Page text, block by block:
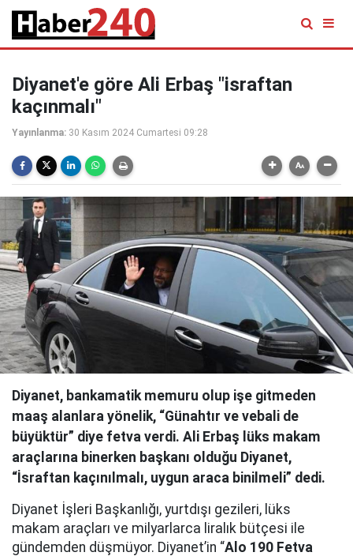
Diyanet'e göre Ali Erbaş "israftan
kaçınmalı"
Yayınlanma: 30 Kasım 2024 Cumartesi 09:28
Diyanet, bankamatik memuru olup işe gitmeden
maaş alanlara yönelik, “Günahtır ve vebali de
büyüktür” diye fetva verdi. Ali Erbaş lüks makam
araçlarına binerken başkanı olduğu Diyanet,
“İsraftan kaçınılmalı, uygun araca binilmeli” dedi.
Diyanet İşleri Başkanlığı, yurtdışı gezileri, lüks
makam araçları ve milyarlarca liralık bütçesi ile
gündemden düşmüyor. Diyanet’in “Alo 190 Fetva